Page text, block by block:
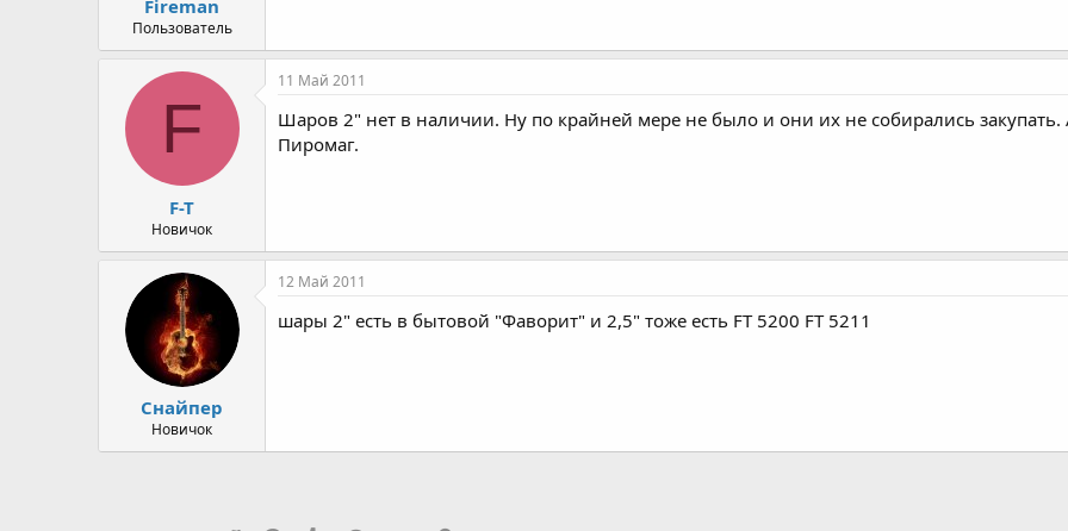
Fireman
Пользователь
F
F-T
Новичок
11 Май 2011
Шаров 2" нет в наличии. Ну по крайней мере не было и они их не собирались закупать.
Пиромаг.
Снайпер
Новичок
12 Май 2011
шары 2" есть в бытовой "Фаворит" и 2,5" тоже есть FT 5200 FT 5211